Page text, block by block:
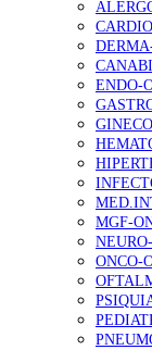
gesto
202
Alguns
família
167
Quase
84
ENDO-
MGF-
ONCO-